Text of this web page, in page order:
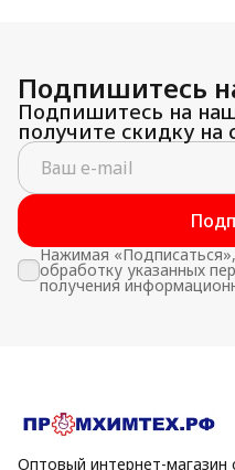
Подпишитесь
Подпишитесь на
получите скидку
Нажимая
обработку указанных
получения
Оптовый интернет-магазин